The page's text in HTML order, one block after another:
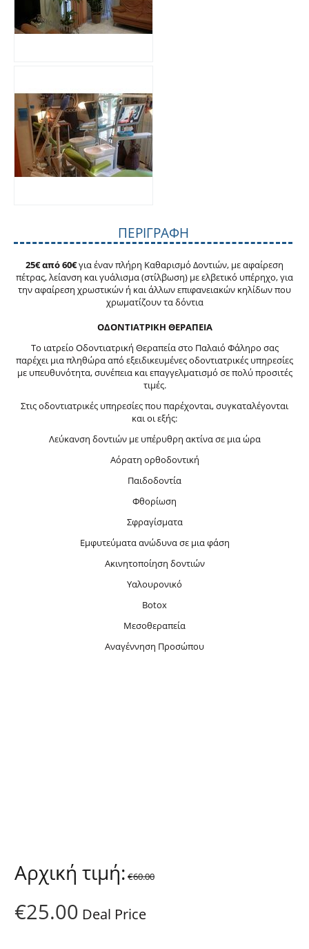
ΠΕΡΙΓΡΑΦΉ
25€ από 60€για έναν πλήρη Καθαρισμό Δοντιών, με αφαίρεση
πέτρας, λείανση και γυάλισμα (στίλβωση) με ελβετικό υπέρηχο, για
την αφαίρεση χρωστικών ή και άλλων επιφανειακών κηλίδων που
χρωματίζουν τα δόντια
ΟΔΟΝΤΙΑΤΡΙΚΗ ΘΕΡΑΠΕΙΑ
Το ιατρείο Οδοντιατρική Θεραπεία στο Παλαιό Φάληρο σας
παρέχει μια πληθώρα από εξειδικευμένες οδοντιατρικές υπηρεσίες
με υπευθυνότητα, συνέπεια και επαγγελματισμό σε πολύ προσιτές
τιμές.
Στις οδοντιατρικές υπηρεσίες που παρέχονται, συγκαταλέγονται
και οι εξής:
Λεύκανση δοντιών με υπέρυθρη ακτίνα σε μια ώρα
Αόρατη ορθοδοντική
Παιδοδοντία
Φθορίωση
Σφραγίσματα
Εμφυτεύματα ανώδυνα σε μια φάση
Ακινητοποίηση δοντιών
Υαλουρονικό
Botox
Μεσοθεραπεία
Αναγέννηση Προσώπου
Αρχική τιμή: €60.00
€25.00 Deal Price